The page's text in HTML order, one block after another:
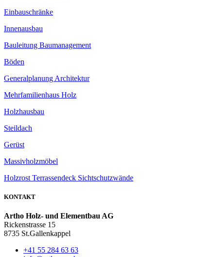
Einbauschränke
Innenausbau
Bauleitung Baumanagement
Böden
Generalplanung Architektur
Mehrfamilienhaus Holz
Holzhausbau
Steildach
Gerüst
Massivholzmöbel
Holzrost Terrassendeck Sichtschutzwände
KONTAKT
Artho Holz- und Elementbau AG
Rickenstrasse 15
8735 St.Gallenkappel
+41 55 284 63 63